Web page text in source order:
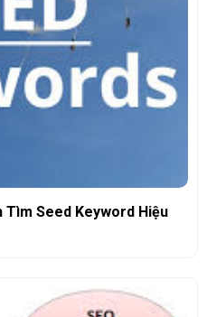
Tìm Seed Keyword Hiệu